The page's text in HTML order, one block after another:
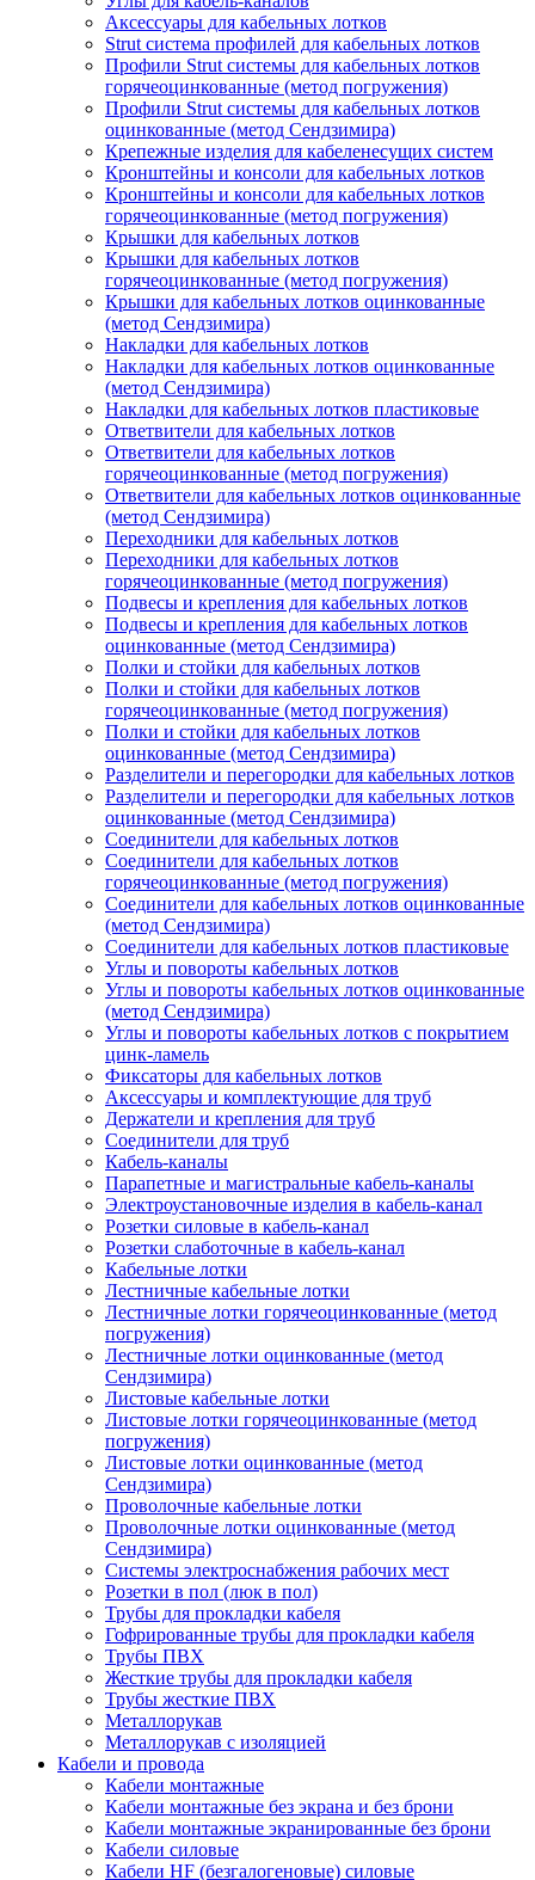
Аксессуары для кабельных лотков
Strut система профилей для кабельных лотков
Профили Strut системы для кабельных лотков
горячеоцинкованные (метод погружения)
Профили Strut системы для кабельных лотков
оцинкованные (метод Сендзимира)
Крепежные изделия для кабеленесущих систем
Кронштейны и консоли для кабельных лотков
Кронштейны и консоли для кабельных лотков
горячеоцинкованные (метод погружения)
Крышки для кабельных лотков
Крышки для кабельных лотков
горячеоцинкованные (метод погружения)
Крышки для кабельных лотков оцинкованные
(метод Сендзимира)
Накладки для кабельных лотков
Накладки для кабельных лотков оцинкованные
(метод Сендзимира)
Накладки для кабельных лотков пластиковые
Ответвители для кабельных лотков
Ответвители для кабельных лотков
горячеоцинкованные (метод погружения)
Ответвители для кабельных лотков оцинкованные
(метод Сендзимира)
Переходники для кабельных лотков
Переходники для кабельных лотков
горячеоцинкованные (метод погружения)
Подвесы и крепления для кабельных лотков
Подвесы и крепления для кабельных лотков
оцинкованные (метод Сендзимира)
Полки и стойки для кабельных лотков
Полки и стойки для кабельных лотков
горячеоцинкованные (метод погружения)
Полки и стойки для кабельных лотков
оцинкованные (метод Сендзимира)
Разделители и перегородки для кабельных лотков
Разделители и перегородки для кабельных лотков
оцинкованные (метод Сендзимира)
Соединители для кабельных лотков
Соединители для кабельных лотков
горячеоцинкованные (метод погружения)
Соединители для кабельных лотков оцинкованные
(метод Сендзимира)
Соединители для кабельных лотков пластиковые
Углы и повороты кабельных лотков
Углы и повороты кабельных лотков оцинкованные
(метод Сендзимира)
Углы и повороты кабельных лотков с покрытием
цинк-ламель
Фиксаторы для кабельных лотков
Аксессуары и комплектующие для труб
Держатели и крепления для труб
Соединители для труб
Кабель-каналы
Парапетные и магистральные кабель-каналы
Электроустановочные изделия в кабель-канал
Розетки силовые в кабель-канал
Розетки слаботочные в кабель-канал
Кабельные лотки
Лестничные кабельные лотки
Лестничные лотки горячеоцинкованные (метод
погружения)
Лестничные лотки оцинкованные (метод
Сендзимира)
Листовые кабельные лотки
Листовые лотки горячеоцинкованные (метод
погружения)
Листовые лотки оцинкованные (метод
Сендзимира)
Проволочные кабельные лотки
Проволочные лотки оцинкованные (метод
Сендзимира)
Системы электроснабжения рабочих мест
Розетки в пол (люк в пол)
Трубы для прокладки кабеля
Гофрированные трубы для прокладки кабеля
Трубы ПВХ
Жесткие трубы для прокладки кабеля
Трубы жесткие ПВХ
Металлорукав
Металлорукав с изоляцией
Кабели и провода
Кабели монтажные
Кабели монтажные без экрана и без брони
Кабели монтажные экранированные без брони
Кабели силовые
Кабели HF (безгалогеновые) силовые